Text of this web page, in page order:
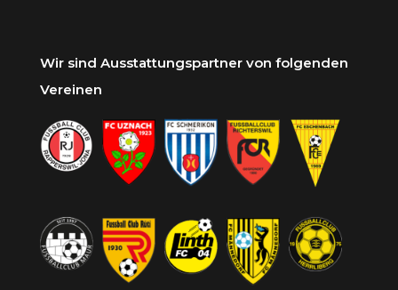
Wir sind Ausstattungspartner von folgenden
Vereinen